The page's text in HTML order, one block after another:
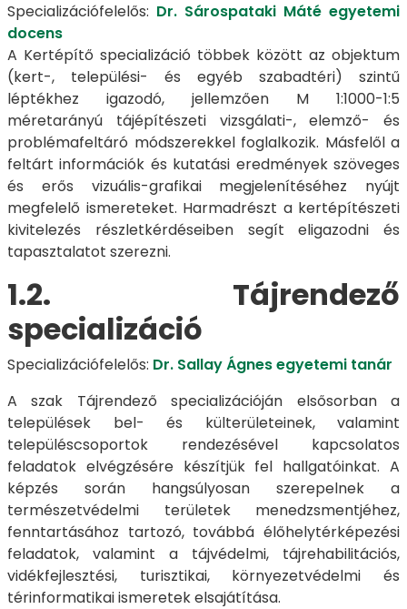
Specializációfelelős: Dr. Sárospataki Máté egyetemi
docens
A Kertépítő specializáció többek között az objektum
(kert-, települési- és egyéb szabadtéri) szintű
léptékhez igazodó, jellemzően M 1:1000-1:5
méretarányú tájépítészeti vizsgálati-, elemző- és
problémafeltáró módszerekkel foglalkozik. Másfelől a
feltárt információk és kutatási eredmények szöveges
és erős vizuális-grafikai megjelenítéséhez nyújt
megfelelő ismereteket. Harmadrészt a kertépítészeti
kivitelezés részletkérdéseiben segít eligazodni és
tapasztalatot szerezni.
1.2. Tájrendező
specializáció
Specializációfelelős: Dr. Sallay Ágnes egyetemi tanár
A szak Tájrendező specializációján elsősorban a
települések bel- és külterületeinek, valamint
településcsoportok rendezésével kapcsolatos
feladatok elvégzésére készítjük fel hallgatóinkat. A
képzés során hangsúlyosan szerepelnek a
természetvédelmi területek menedzsmentjéhez,
fenntartásához tartozó, továbbá élőhelytérképezési
feladatok, valamint a tájvédelmi, tájrehabilitációs,
vidékfejlesztési, turisztikai, környezetvédelmi és
térinformatikai ismeretek elsajátítása.